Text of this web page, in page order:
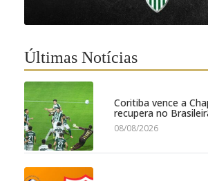
Últimas Notícias
Coritiba vence a
recupera no
08/08/2026